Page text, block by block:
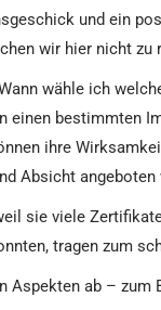
und ein
wir hier nicht zu
wähle ich
einen bestimmten
ihre
Absicht angeboten
sie viele
tragen zum
Aspekten ab – zum